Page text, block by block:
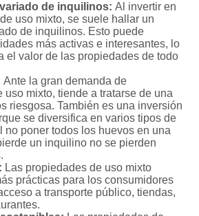
de inquilinos: Al invertir en
uso mixto, se suele hallar un
de inquilinos. Esto puede
más activas e interesantes, lo
el valor de las propiedades de todo
Ante la gran demanda de
uso mixto, tiende a tratarse de una
riesgosa. También es una inversión
se diversifica en varios tipos de
no poner todos los huevos en una
un inquilino no se pierden
Las propiedades de uso mixto
prácticas para los consumidores
a transporte público, tiendas,